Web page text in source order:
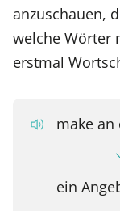
anzuschauen,
welche Wörter
erstmal
make an
ein